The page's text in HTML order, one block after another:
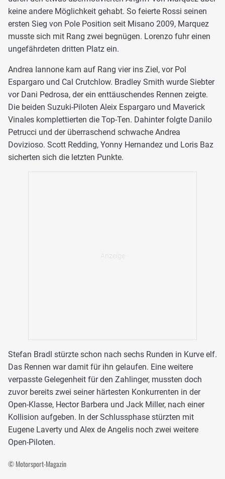
keine andere Möglichkeit gehabt. So feierte Rossi seinen
ersten Sieg von Pole Position seit Misano 2009, Marquez
musste sich mit Rang zwei begnügen. Lorenzo fuhr einen
ungefährdeten dritten Platz ein.
Andrea Iannone kam auf Rang vier ins Ziel, vor Pol
Espargaro und Cal Crutchlow. Bradley Smith wurde Siebter
vor Dani Pedrosa, der ein enttäuschendes Rennen zeigte.
Die beiden Suzuki-Piloten Aleix Espargaro und Maverick
Vinales komplettierten die Top-Ten. Dahinter folgte Danilo
Petrucci und der überraschend schwache Andrea
Dovizioso. Scott Redding, Yonny Hernandez und Loris Baz
sicherten sich die letzten Punkte.
Stefan Bradl stürzte schon nach sechs Runden in Kurve elf.
Das Rennen war damit für ihn gelaufen. Eine weitere
verpasste Gelegenheit für den Zahlinger, mussten doch
zuvor bereits zwei seiner härtesten Konkurrenten in der
Open-Klasse, Hector Barbera und Jack Miller, nach einer
Kollision aufgeben. In der Schlussphase stürzten mit
Eugene Laverty und Alex de Angelis noch zwei weitere
Open-Piloten.
© Motorsport-Magazin